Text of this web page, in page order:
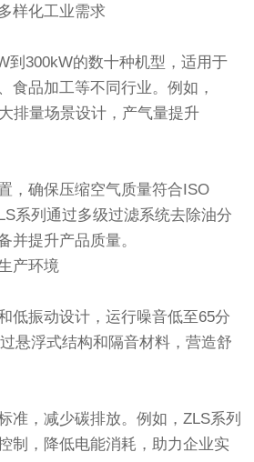
样化工业需求
到300kW的数十种机型，适用于
食品加工等不同行业。例如，
排量场景设计，产气量提升
，确保压缩空气质量符合ISO
系列通过多级过滤系统去除油分
并提升产品质量。
产环境
低振动设计，运行噪音低至65分
悬浮式结构和隔音材料，营造舒
准，减少碳排放。例如，ZLS系列
制，降低电能消耗，助力企业实